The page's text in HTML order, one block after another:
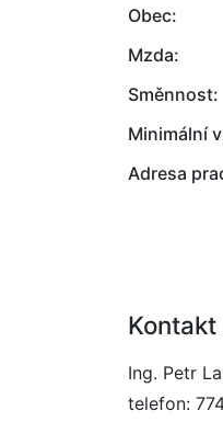
Obec:
Mzda:
Směnnost:
Minimální
Adresa
Ing. Petr
telefon: